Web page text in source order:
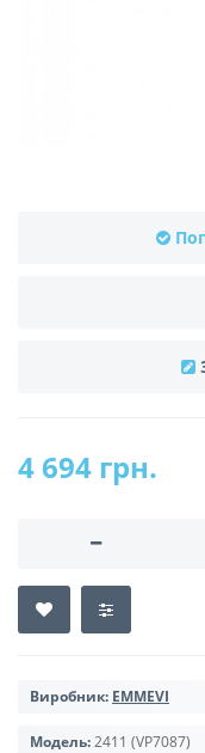
4 694 грн.
Виробник: EMMEVI
Модель:2411 (VP7087)